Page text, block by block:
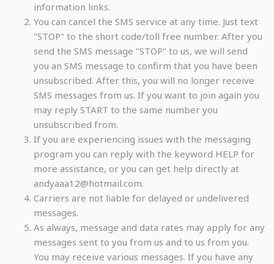
information links.
You can cancel the SMS service at any time. Just text
"STOP" to the short code/toll free number. After you
send the SMS message "STOP" to us, we will send
you an SMS message to confirm that you have been
unsubscribed. After this, you will no longer receive
SMS messages from us. If you want to join again you
may reply START to the same number you
unsubscribed from.
If you are experiencing issues with the messaging
program you can reply with the keyword HELP for
more assistance, or you can get help directly at
andyaaa12@hotmail.com.
Carriers are not liable for delayed or undelivered
messages.
As always, message and data rates may apply for any
messages sent to you from us and to us from you.
You may receive various messages. If you have any